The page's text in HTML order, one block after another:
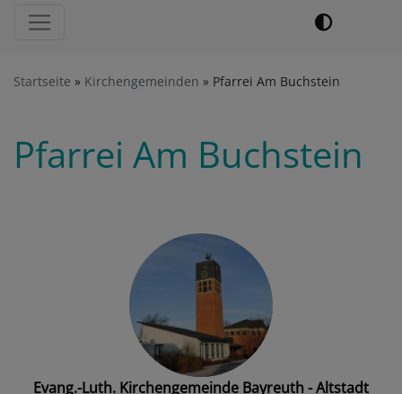
Hauptnavigation
Startseite Kirchengemeinden Pfarrei Am Buchstein
Pfarrei Am Buchstein
Evang.-Luth. Kirchengemeinde Bayreuth - Altstadt